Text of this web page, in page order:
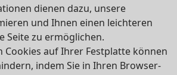
dienen dazu, unsere
und Ihnen einen leichteren
Seite zu ermöglichen.
Cookies auf Ihrer Festplatte können
indem Sie in Ihren Browser-